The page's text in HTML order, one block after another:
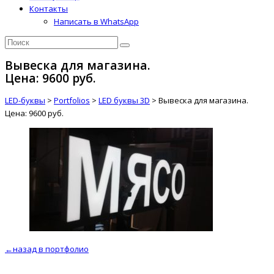
Контакты
Написать в WhatsApp
Вывеска для магазина.
Цена: 9600 руб.
LED-буквы > Portfolios > LED буквы 3D > Вывеска для магазина.
Цена: 9600 руб.
←назад в портфолио